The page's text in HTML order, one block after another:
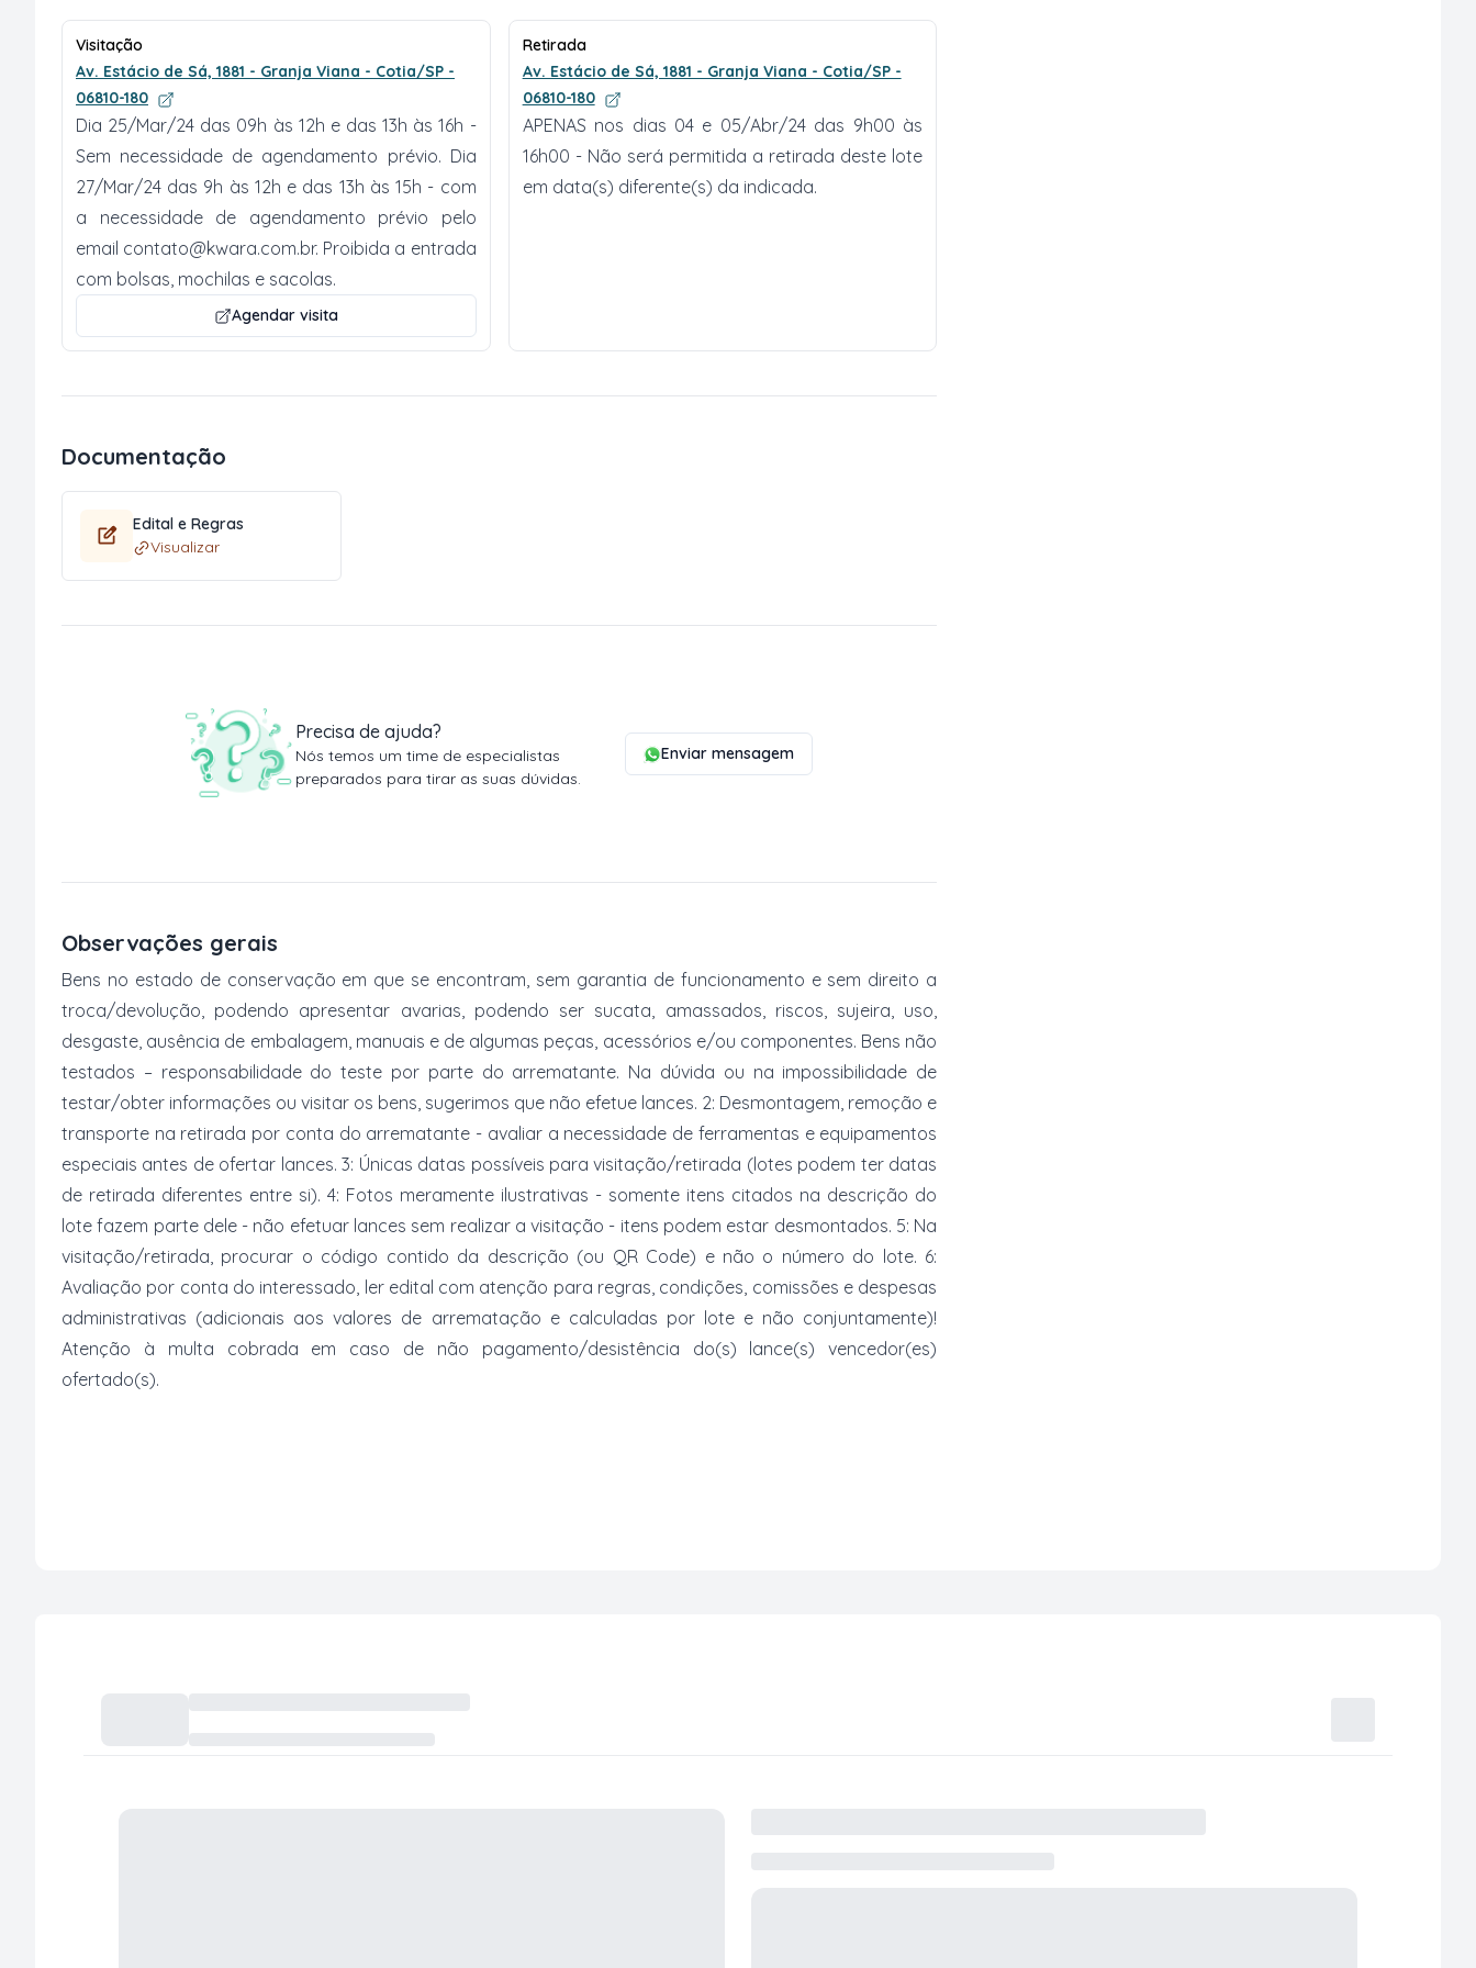
Visitação
Av. Estácio de Sá, 1881 - Granja Viana - Cotia/SP -
06810-180
Dia 25/Mar/24 das 09h às 12h e das 13h às 16h -
Sem necessidade de agendamento prévio. Dia
27/Mar/24 das 9h às 12h e das 13h às 15h - com
a necessidade de agendamento prévio pelo
email contato@kwara.com.br. Proibida a entrada
com bolsas, mochilas e sacolas.
Agendar visita
Retirada
Av. Estácio de Sá, 1881 - Granja Viana - Cotia/SP -
06810-180
APENAS nos dias 04 e 05/Abr/24 das 9h00 às
16h00 - Não será permitida a retirada deste lote
em data(s) diferente(s) da indicada.
Documentação
Edital e Regras
Visualizar
Precisa de ajuda?
Nós temos um time de especialistas
preparados para tirar as suas dúvidas.
Enviar mensagem
Observações gerais
Bens no estado de conservação em que se encontram, sem garantia de funcionamento e sem direito a
troca/devolução, podendo apresentar avarias, podendo ser sucata, amassados, riscos, sujeira, uso,
desgaste, ausência de embalagem, manuais e de algumas peças, acessórios e/ou componentes. Bens não
testados – responsabilidade do teste por parte do arrematante. Na dúvida ou na impossibilidade de
testar/obter informações ou visitar os bens, sugerimos que não efetue lances. 2: Desmontagem, remoção e
transporte na retirada por conta do arrematante - avaliar a necessidade de ferramentas e equipamentos
especiais antes de ofertar lances. 3: Únicas datas possíveis para visitação/retirada (lotes podem ter datas
de retirada diferentes entre si). 4: Fotos meramente ilustrativas - somente itens citados na descrição do
lote fazem parte dele - não efetuar lances sem realizar a visitação - itens podem estar desmontados. 5: Na
visitação/retirada, procurar o código contido da descrição (ou QR Code) e não o número do lote. 6:
Avaliação por conta do interessado, ler edital com atenção para regras, condições, comissões e despesas
administrativas (adicionais aos valores de arrematação e calculadas por lote e não conjuntamente)!
Atenção à multa cobrada em caso de não pagamento/desistência do(s) lance(s) vencedor(es)
ofertado(s).